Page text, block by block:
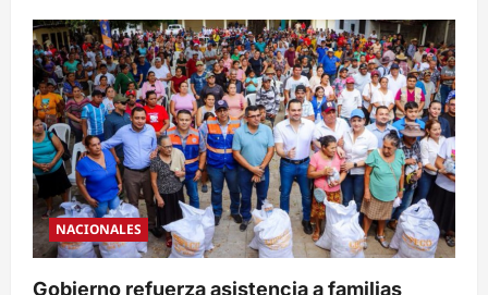
NACIONALES
Gobierno refuerza asistencia a familias